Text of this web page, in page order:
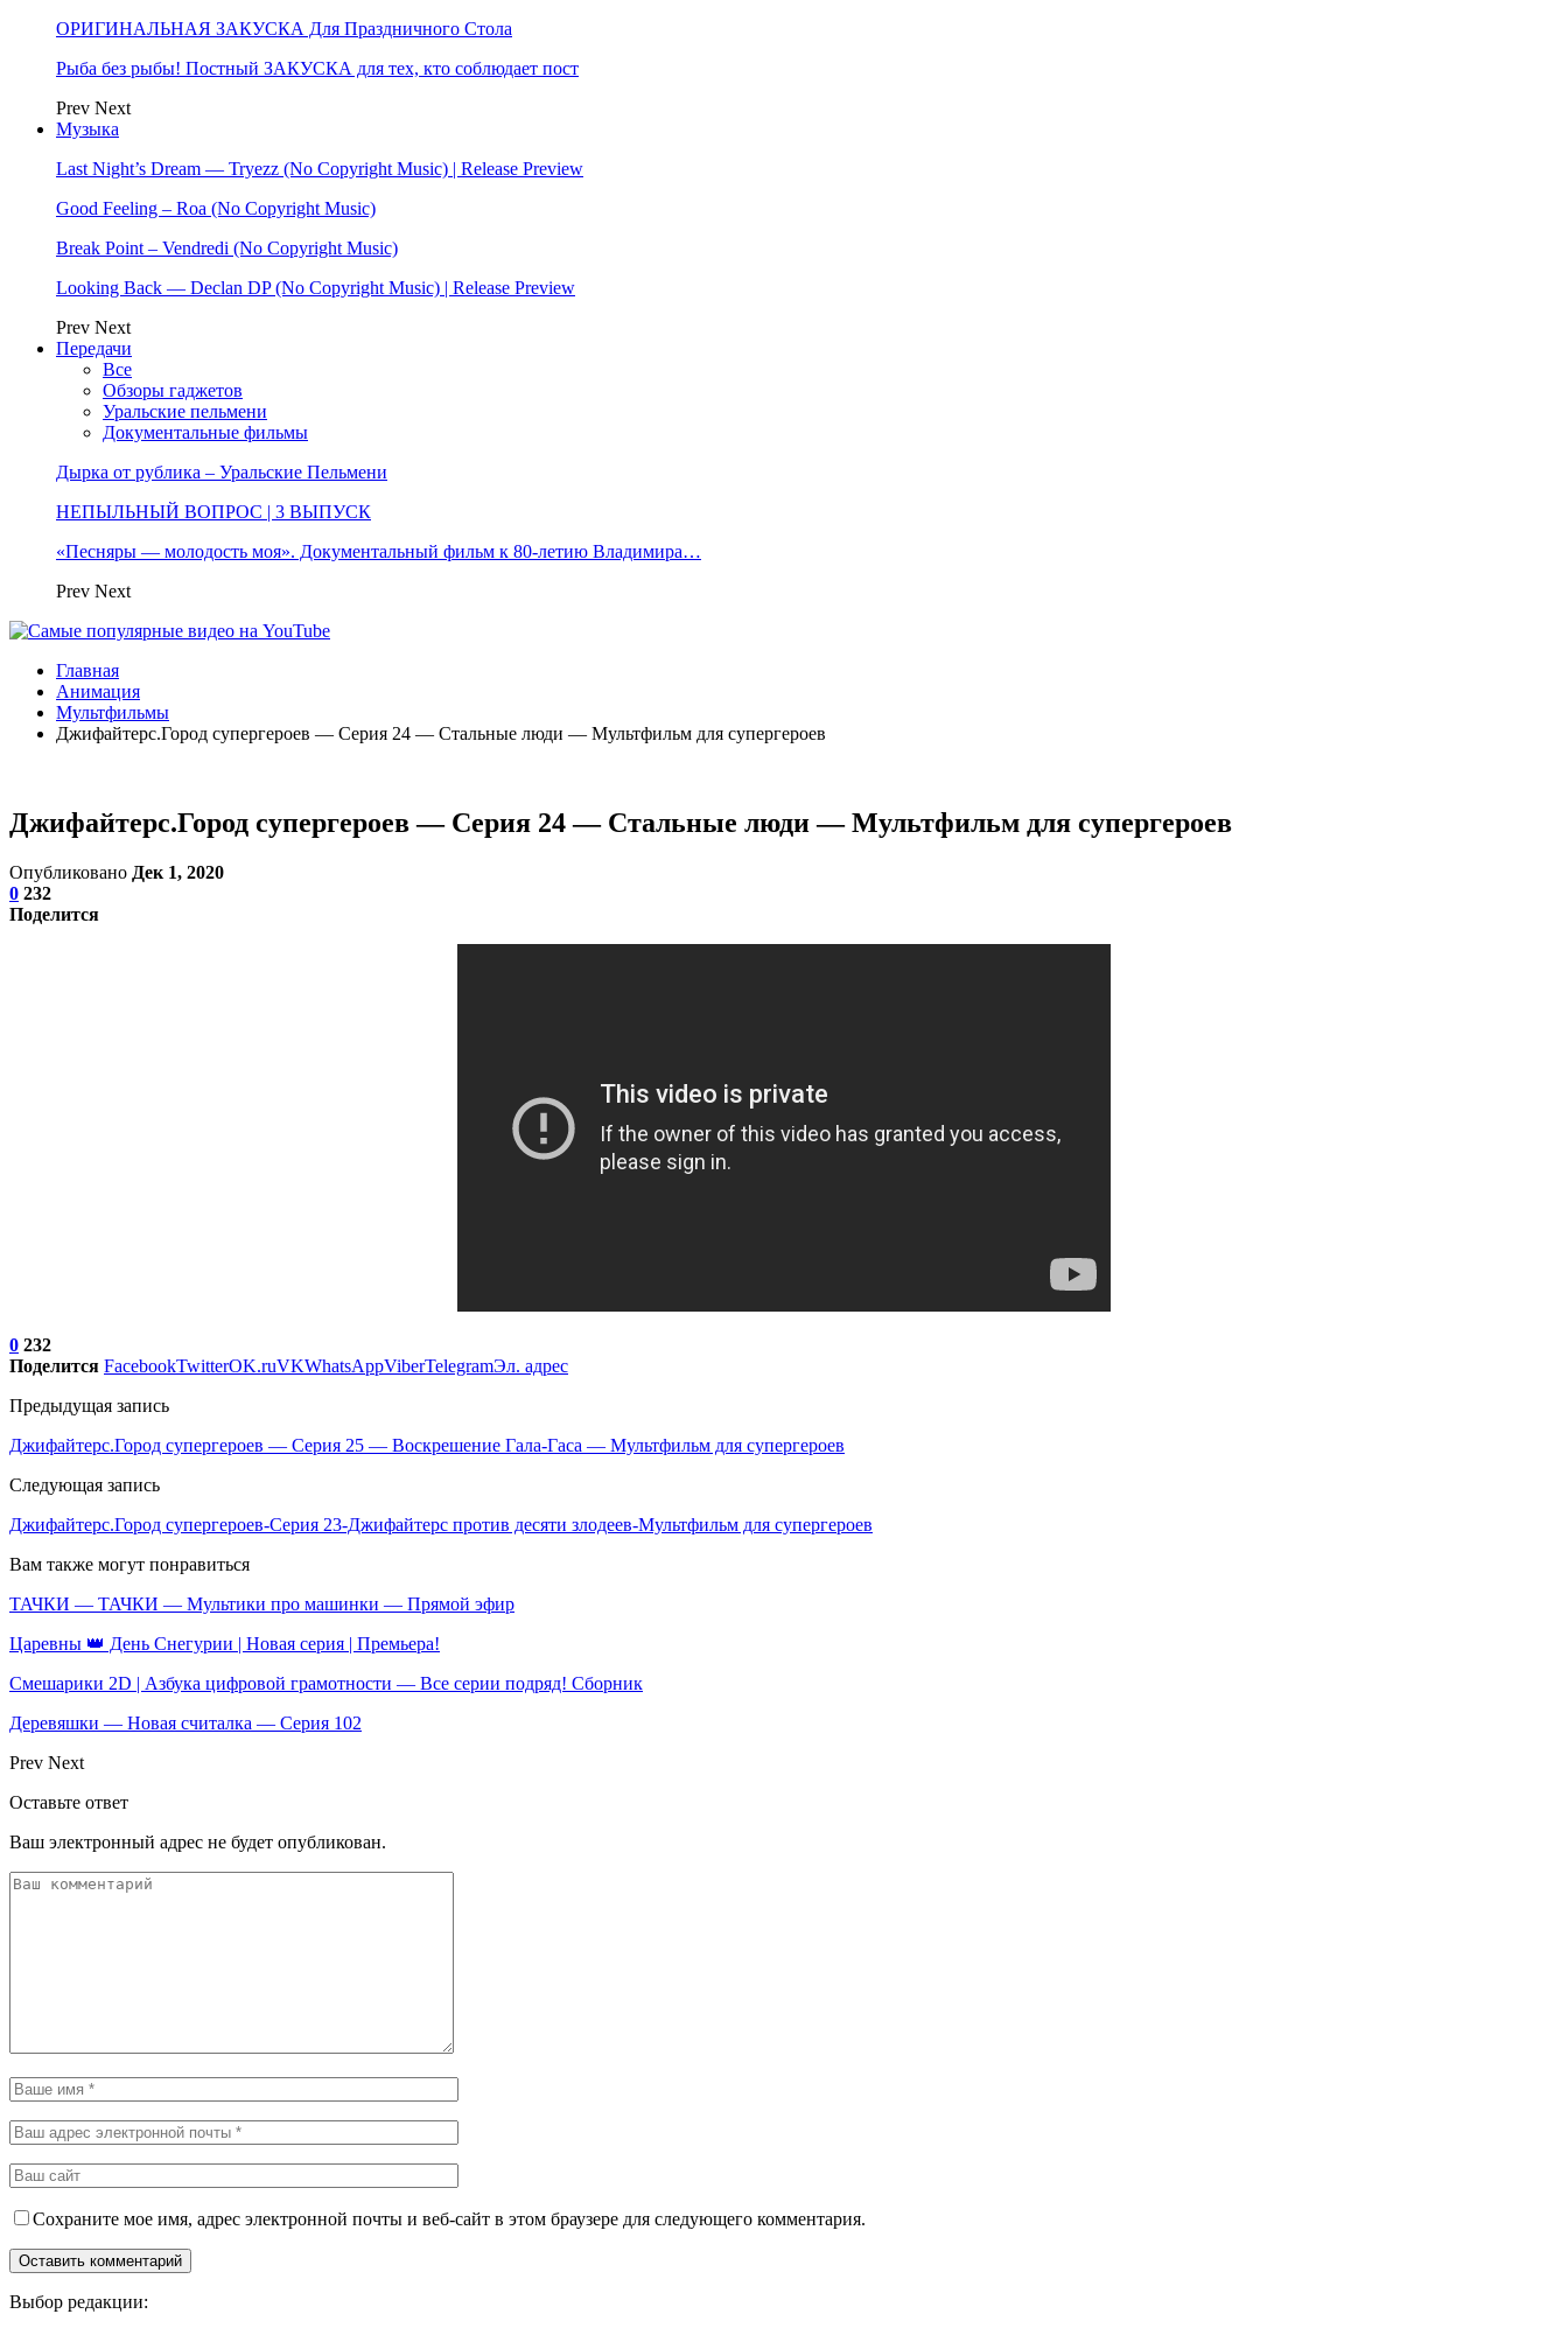
ОРИГИНАЛЬНАЯ ЗАКУСКА Для Праздничного Стола
Рыба без рыбы! Постный ЗАКУСКА для тех, кто соблюдает пост
Prev Next
Музыка
Last Night’s Dream — Tryezz (No Copyright Music) | Release Preview
Good Feeling – Roa (No Copyright Music)
Break Point – Vendredi (No Copyright Music)
Looking Back — Declan DP (No Copyright Music) | Release Preview
Prev Next
Передачи
Все
Обзоры гаджетов
Уральские пельмени
Документальные фильмы
Дырка от рублика – Уральские Пельмени
НЕПЫЛЬНЫЙ ВОПРОС | 3 ВЫПУСК
«Песняры — молодость моя». Документальный фильм к 80-летию Владимира…
Prev Next
Главная
Анимация
Мультфильмы
Джифайтерс.Город супергероев — Серия 24 — Стальные люди — Мультфильм для супергероев
Джифайтерс.Город супергероев — Серия 24 — Стальные люди — Мультфильм для супергероев
Опубликовано Дек 1, 2020
0 232
Поделится
0 232
Поделится FacebookTwitterOK.ruVKWhatsAppViberTelegramЭл. адрес
Предыдущая запись
Джифайтерс.Город супергероев — Серия 25 — Воскрешение Гала-Гаса — Мультфильм для супергероев
Следующая запись
Джифайтерс.Город супергероев-Серия 23-Джифайтерс против десяти злодеев-Мультфильм для супергероев
Вам также могут понравиться
ТАЧКИ — ТАЧКИ — Мультики про машинки — Прямой эфир
Царевны 👑 День Снегурии | Новая серия | Премьера!
Смешарики 2D | Азбука цифровой грамотности — Все серии подряд! Сборник
Деревяшки — Новая считалка — Серия 102
Prev Next
Оставьте ответ
Ваш электронный адрес не будет опубликован.
Сохраните мое имя, адрес электронной почты и веб-сайт в этом браузере для следующего комментария.
Выбор редакции: